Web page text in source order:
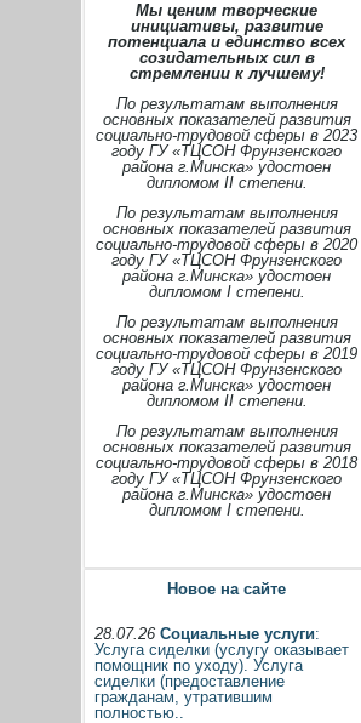
Мы ценим творческие
инициативы, развитие
потенциала и единство всех
созидательных сил в
стремлении к лучшему!
По результатам выполнения
основных показателей развития
социально-трудовой сферы в 2023
году ГУ «ТЦСОН Фрунзенского
района г.Минска» удостоен
дипломом II степени.
По результатам выполнения
основных показателей развития
социально-трудовой сферы в 2020
году ГУ «ТЦСОН Фрунзенского
района г.Минска» удостоен
дипломом I степени.
По результатам выполнения
основных показателей развития
социально-трудовой сферы в 2019
году ГУ «ТЦСОН Фрунзенского
района г.Минска» удостоен
дипломом II степени.
По результатам выполнения
основных показателей развития
социально-трудовой сферы в 2018
году ГУ «ТЦСОН Фрунзенского
района г.Минска» удостоен
дипломом I степени.
Новое на сайте
28.07.26 Социальные услуги:
Услуга сиделки (услугу оказывает
помощник по уходу). Услуга
сиделки (предоставление
гражданам, утратившим
полностью..